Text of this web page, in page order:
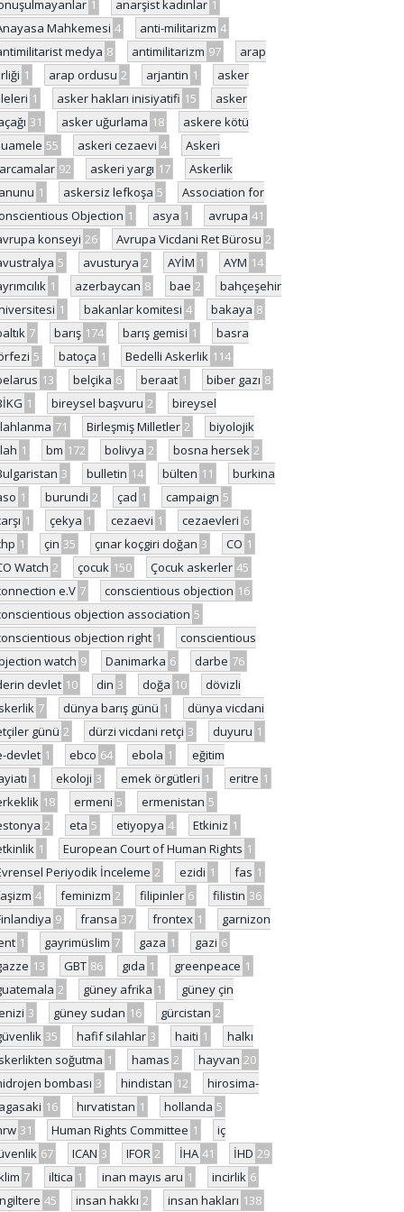
1 anarşist kadınlar 1
Mahkemesi 4 anti-militarizm 4
medya 8 antimilitarizm 97
arap
1 arap ordusu 2 arjantin 1
asker
1 asker hakları inisiyatifi 15
asker
31 asker uğurlama 18
askere kötü
55 askeri cezaevi 4
Askeri
92 askeri yargı 17
Askerlik
1 askersiz lefkoşa 5
Association for
Objection 1 asya 1 avrupa 41
konseyi 26 Avrupa Vicdani Ret Bürosu 2
5 avusturya 2 AYİM 1 AYM 14
1 azerbaycan 8 bae 2
bahçeşehir
1 bakanlar komitesi 4 bakaya 8
7 barış 174 barış gemisi 1
basra
5 batoça 1 Bedelli Askerlik 114
13 belçika 6 beraat 1 biber gazı 8
1 bireysel başvuru 2
bireysel
71 Birleşmiş Milletler 2
biyolojik
1 bm 172 bolivya 2 bosna hersek 2
3 bulletin 14 bülten 11
burkina
1 burundi 2 çad 1 campaign 5
1 çekya 1 cezaevi 1 cezaevleri 6
1 çin 35 çınar koçgiri doğan 3 CO 1
Watch 2 çocuk 150 Çocuk askerler 45
e.V 7 conscientious objection 16
objection association 5
objection right 1
conscientious
watch 9 Danimarka 6 darbe 76
devlet 10 din 3 doğa 10
dövizli
7 dünya barış günü 1
dünya vicdani
günü 2 dürzi vicdani retçi 3 duyuru 1
devlet 1 ebco 64 ebola 1
eğitim
1 ekoloji 3 emek örgütleri 1 eritre 1
18 ermeni 5 ermenistan 5
2 eta 5 etiyopya 4 Etkiniz 1
1 European Court of Human Rights 1
Periyodik İnceleme 2 ezidi 1 fas 1
4 feminizm 2 filipinler 6 filistin 36
9 fransa 37 frontex 1
garnizon
1 gayrimüslim 7 gaza 1 gazi 6
13 GBT 86 gıda 1 greenpeace 1
2 güney afrika 1
güney çin
3 güney sudan 16 gürcistan 2
35 hafif silahlar 3 haiti 1
halkı
soğutma 1 hamas 2 hayvan 20
bombası 3 hindistan 12
hirosima-
16 hırvatistan 1 hollanda 5
31 Human Rights Committee 1
iç
67 ICAN 3 IFOR 2 İHA 41 İHD 29
7 iltica 1 inan mayıs aru 1 incirlik 6
45 insan hakkı 2 insan hakları 138